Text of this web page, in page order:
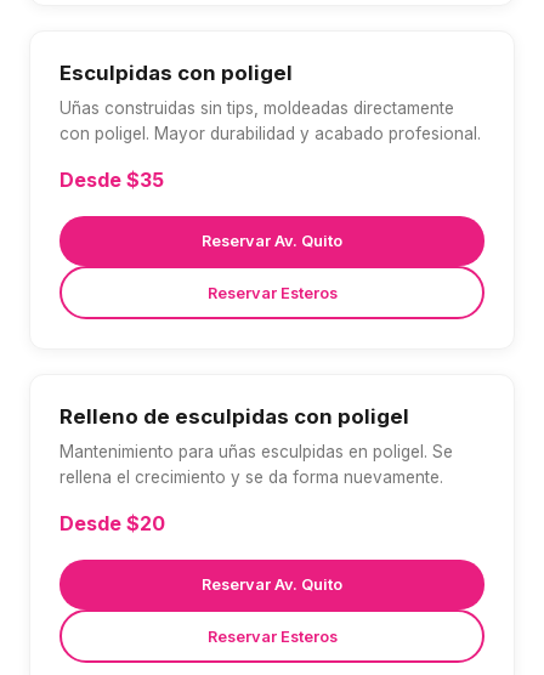
Esculpidas con poligel
Uñas construidas sin tips, moldeadas directamente
con poligel. Mayor durabilidad y acabado profesional.
Desde $35
Reservar Av. Quito
Reservar Esteros
Relleno de esculpidas con poligel
Mantenimiento para uñas esculpidas en poligel. Se
rellena el crecimiento y se da forma nuevamente.
Desde $20
Reservar Av. Quito
Reservar Esteros